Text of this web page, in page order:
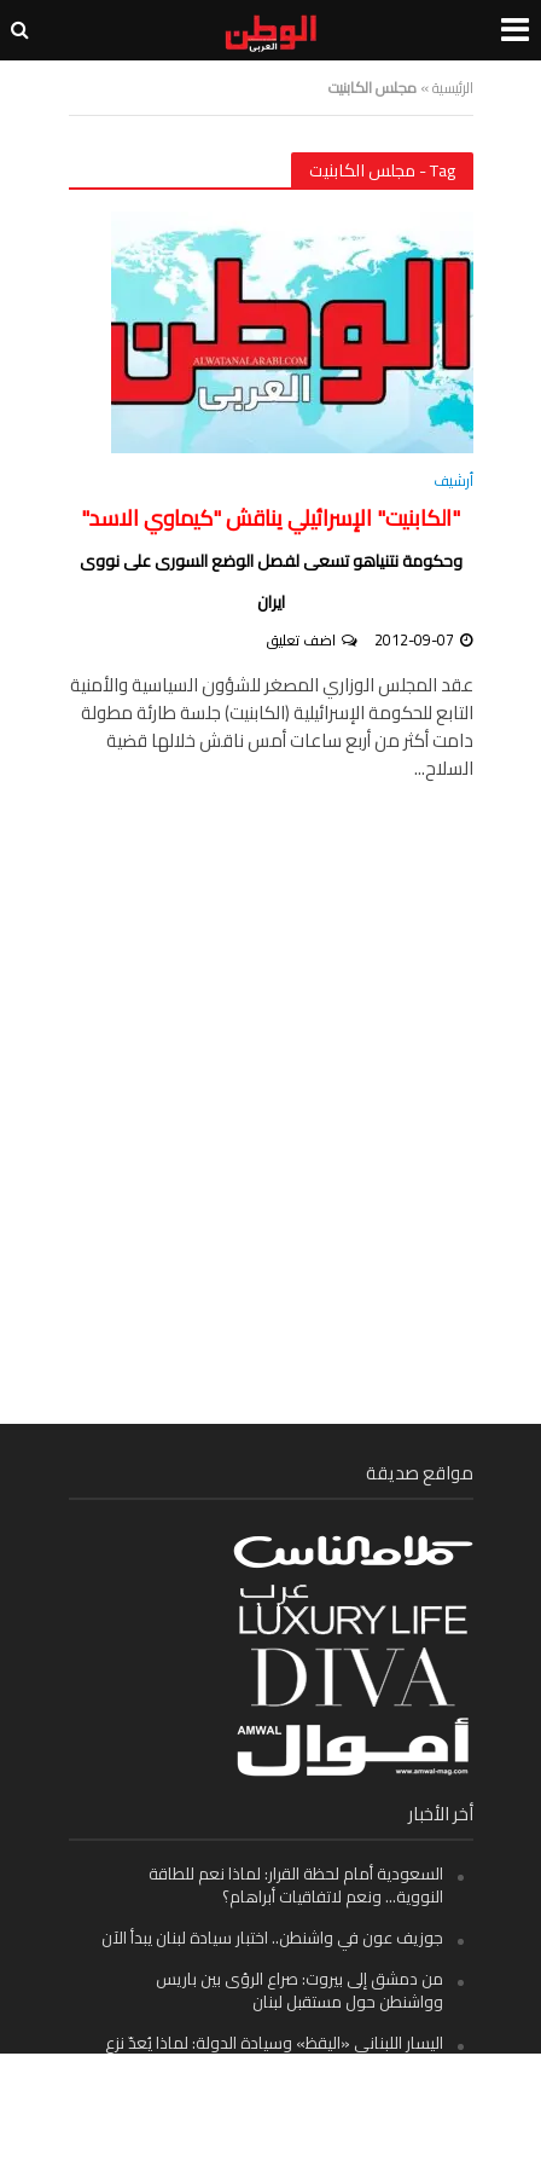
الرئيسية»مجلس الكابنيت
Tag - مجلس الكابنيت
أرشيف
"الكابنيت" الإسرائيلي يناقش "كيماوي الاسد"
وحكومة نتنياهو تسعى لفصل الوضع السورى على نووى
ايران
2012-09-07 اضف تعليق
عقد المجلس الوزاري المصغر للشؤون السياسية والأمنية
التابع للحكومة الإسرائيلية (الكابنيت) جلسة طارئة مطولة
دامت أكثر من أربع ساعات أمس ناقش خلالها قضية
السلاح...
مواقع صديقة
أخر الأخبار
السعودية أمام لحظة القرار: لماذا نعم للطاقة
النووية… ونعم لاتفاقيات أبراهام؟
جوزيف عون في واشنطن.. اختبار سيادة لبنان يبدأ الآن
من دمشق إلى بيروت: صراع الرؤى بين باريس
وواشنطن حول مستقبل لبنان
اليسار اللبناني «اليقظ» وسيادة الدولة: لماذا يُعدّ نزع